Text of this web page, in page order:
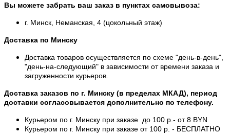
Вы можете забрать ваш заказ в пунктах самовывоза:
г. Минск, Неманская, 4 (цокольный этаж)
Доставка по Минску
Доставка товаров осуществляется по схеме "день-в-день",
"день-на-следующий" в зависимости от времени заказа и
загруженности курьеров.
Доставка заказов по г. Минску (в пределах МКАД), период
доставки согласовывается дополнительно по телефону.
Курьером по г. Минску при заказе до 100 р.- от 8 BYN
Курьером по г. Минску при заказе от 100 р. - БЕСПЛАТНО